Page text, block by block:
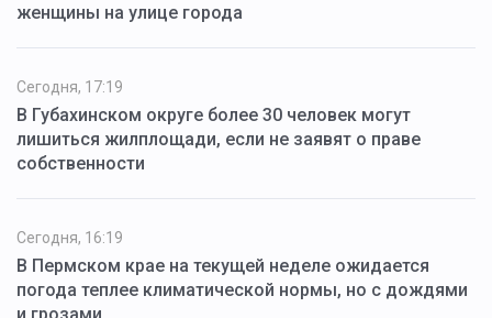
женщины на улице города
Сегодня, 17:19
В Губахинском округе более 30 человек могут
лишиться жилплощади, если не заявят о праве
собственности
Сегодня, 16:19
В Пермском крае на текущей неделе ожидается
погода теплее климатической нормы, но с дождями